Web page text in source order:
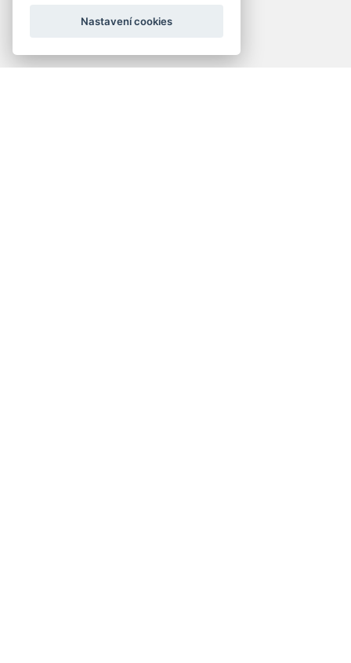
Nastavení cookies